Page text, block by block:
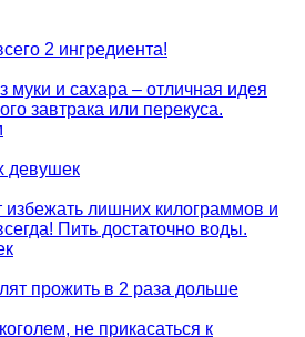
2 ингредиента!
муки и сахара – отличная идея
завтрака или перекуса.
девушек
избежать лишних килограммов и
Пить достаточно воды.
прожить в 2 раза дольше
не прикасаться к